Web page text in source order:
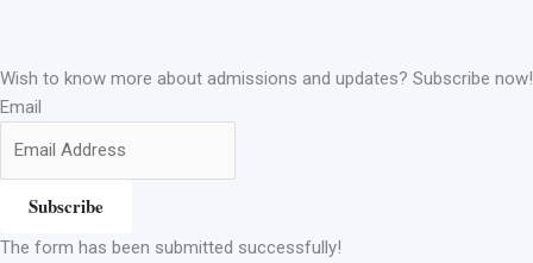
Wish to know more about admissions and updates? Subscribe now!
Email
Subscribe
The form has been submitted successfully!